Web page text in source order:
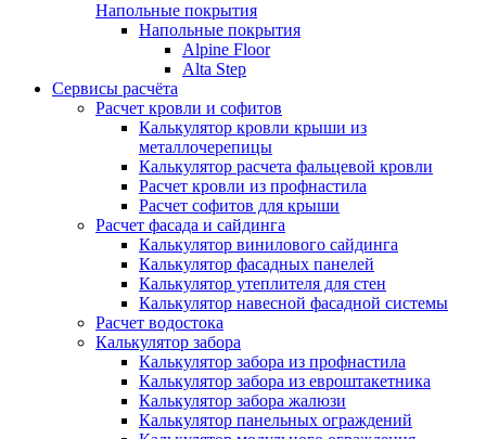
Напольные покрытия
Напольные покрытия
Alpine Floor
Alta Step
Сервисы расчёта
Расчет кровли и софитов
Калькулятор кровли крыши из
металлочерепицы
Калькулятор расчета фальцевой кровли
Расчет кровли из профнастила
Расчет софитов для крыши
Расчет фасада и сайдинга
Калькулятор винилового сайдинга
Калькулятор фасадных панелей
Калькулятор утеплителя для стен
Калькулятор навесной фасадной системы
Расчет водостока
Калькулятор забора
Калькулятор забора из профнастила
Калькулятор забора из евроштакетника
Калькулятор забора жалюзи
Калькулятор панельных ограждений